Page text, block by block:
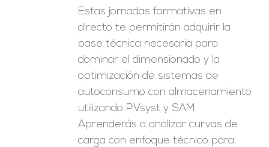
Estas jornadas formativas en
directo te permitirán adquirir la
base técnica necesaria para
dominar el dimensionado y la
optimización de sistemas de
autoconsumo con almacenamiento
utilizando PVsyst y SAM.
Aprenderás a analizar curvas de
carga con enfoque técnico para